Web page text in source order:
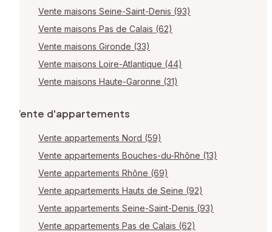
Vente maisons Seine-Saint-Denis (93)
Vente maisons Pas de Calais (62)
Vente maisons Gironde (33)
Vente maisons Loire-Atlantique (44)
Vente maisons Haute-Garonne (31)
Vente d'appartements
Vente appartements Nord (59)
Vente appartements Bouches-du-Rhône (13)
Vente appartements Rhône (69)
Vente appartements Hauts de Seine (92)
Vente appartements Seine-Saint-Denis (93)
Vente appartements Pas de Calais (62)